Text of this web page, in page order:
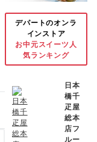
デパートのオンラ
インストア
お中元スイーツ人
気ランキング
日本
橋千
疋屋
総本
店フ
ルー